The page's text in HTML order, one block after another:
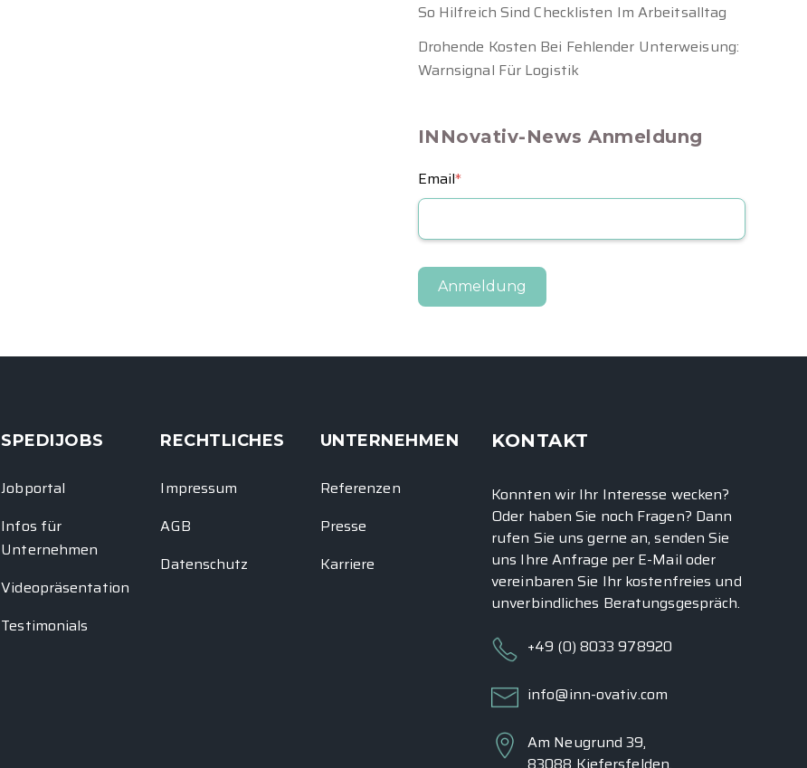
So Hilfreich Sind Checklisten Im Arbeitsalltag
Drohende Kosten Bei Fehlender Unterweisung:
Warnsignal Für Logistik
INNovativ-News Anmeldung
Email*
SPEDIJOBS
Jobportal
Infos für
Unternehmen
Videopräsentation
Testimonials
RECHTLICHES
Impressum
AGB
Datenschutz
UNTERNEHMEN
Referenzen
Presse
Karriere
KONTAKT
Konnten wir Ihr Interesse wecken?
Oder haben Sie noch Fragen? Dann
rufen Sie uns gerne an, senden Sie
uns Ihre Anfrage per E-Mail oder
vereinbaren Sie Ihr kostenfreies und
unverbindliches Beratungsgespräch.
+49 (0) 8033 978920
info@inn-ovativ.com
Am Neugrund 39,